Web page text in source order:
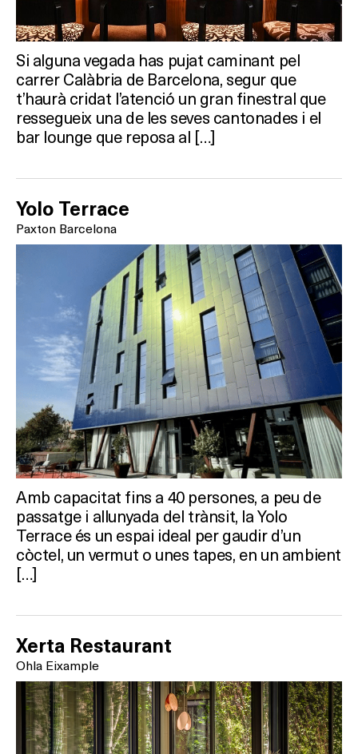
Què vols fer?
HOTELS
TERRASSES
SPAS
RESTAURANTS
SALES
Activitats
On?
Si alguna vegada has pujat caminant pel
carrer Calàbria de Barcelona, segur que
t’haurà cridat l’atenció un gran finestral que
ressegueix una de les seves cantonades i el
bar lounge que reposa al […]
Yolo Terrace
Paxton Barcelona
Amb capacitat fins a 40 persones, a peu de
passatge i allunyada del trànsit, la Yolo
Terrace és un espai ideal per gaudir d’un
còctel, un vermut o unes tapes, en un ambient
[…]
Xerta Restaurant
Ohla Eixample